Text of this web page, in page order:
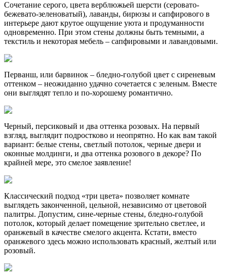
Сочетание серого, цвета верблюжьей шерсти (серовато-
бежевато-зеленоватый), лаванды, бирюзы и сапфирового в
интерьере дают крутое ощущение уюта и продуманности
одновременно. При этом стены должны быть темными, а
текстиль и некоторая мебель – сапфировыми и лавандовыми.
Перванш, или барвинок – бледно-голубой цвет с сиреневым
оттенком – неожиданно удачно сочетается с зеленым. Вместе
они выглядят тепло и по-хорошему романтично.
Черный, персиковый и два оттенка розовых. На первый
взгляд, выглядит подростково и неопрятно. Но как вам такой
вариант: белые стены, светлый потолок, черные двери и
оконные молдинги, и два оттенка розового в декоре? По
крайней мере, это смелое заявление!
Классический подход «три цвета» позволяет комнате
выглядеть законченной, цельной, независимо от цветовой
палитры. Допустим, сине-черные стены, бледно-голубой
потолок, который делает помещение зрительно светлее, и
оранжевый в качестве смелого акцента. Кстати, вместо
оранжевого здесь можно использовать красный, желтый или
розовый.